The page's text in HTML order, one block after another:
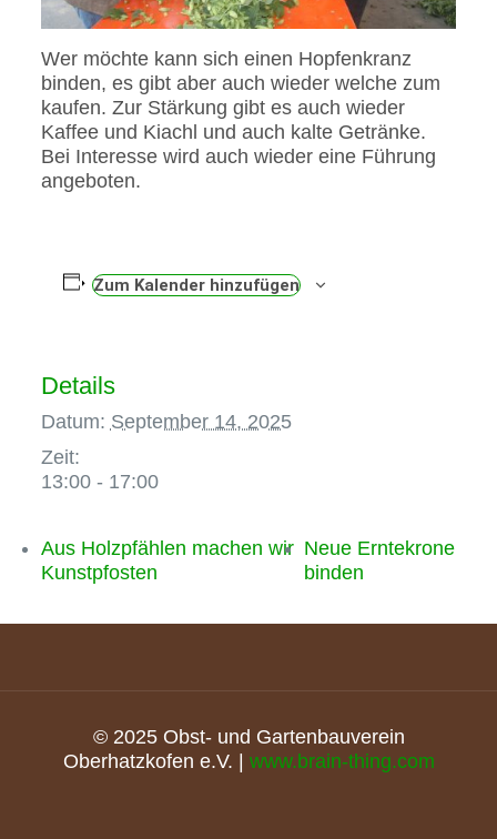
Wer möchte kann sich einen Hopfenkranz
binden, es gibt aber auch wieder welche zum
kaufen. Zur Stärkung gibt es auch wieder
Kaffee und Kiachl und auch kalte Getränke.
Bei Interesse wird auch wieder eine Führung
angeboten.
Zum Kalender hinzufügen
Details
Datum: September 14, 2025
Zeit:
13:00 - 17:00
Aus Holzpfählen machen wir
Kunstpfosten
Neue Erntekrone
binden
© 2025 Obst- und Gartenbauverein
Oberhatzkofen e.V. | www.brain-thing.com